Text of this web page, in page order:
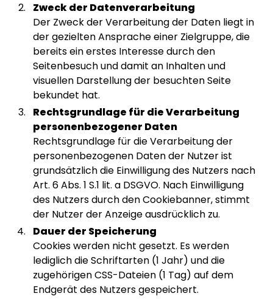
Zweck der Datenverarbeitung
Der Zweck der Verarbeitung der Daten liegt in
der gezielten Ansprache einer Zielgruppe, die
bereits ein erstes Interesse durch den
Seitenbesuch und damit an Inhalten und
visuellen Darstellung der besuchten Seite
bekundet hat.
Rechtsgrundlage für die Verarbeitung
personenbezogener Daten
Rechtsgrundlage für die Verarbeitung der
personenbezogenen Daten der Nutzer ist
grundsätzlich die Einwilligung des Nutzers nach
Art. 6 Abs. 1 S.1 lit. a DSGVO. Nach Einwilligung
des Nutzers durch den Cookiebanner, stimmt
der Nutzer der Anzeige ausdrücklich zu.
Dauer der Speicherung
Cookies werden nicht gesetzt. Es werden
lediglich die Schriftarten (1 Jahr) und die
zugehörigen CSS-Dateien (1 Tag) auf dem
Endgerät des Nutzers gespeichert.